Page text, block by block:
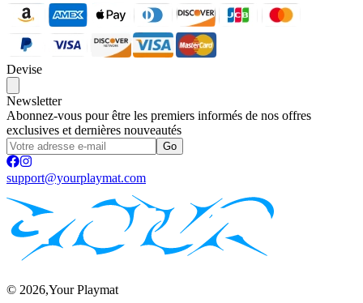
Devise
Newsletter
Abonnez-vous pour être les premiers informés de nos offres
exclusives et dernières nouveautés
Go
support@yourplaymat.com
© 2026,Your Playmat